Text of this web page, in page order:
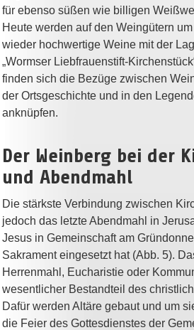
für ebenso süßen wie billigen
Heute werden auf den Weingütern
wieder hochwertige Weine mit der
„Wormser Liebfrauenstift-
finden sich die Bezüge zwischen
der Ortsgeschichte und in den
anknüpfen.
Der Weinberg bei der
und Abendmahl
Die stärkste Verbindung zwischen
jedoch das letzte Abendmahl in
Jesus in Gemeinschaft am
Sakrament eingesetzt hat (Abb. 5).
Herrenmahl, Eucharistie oder
wesentlicher Bestandteil des
Dafür werden Altäre gebaut und um
die Feier des Gottesdienstes der